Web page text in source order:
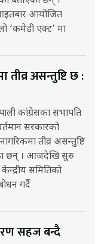
आयोजित
‘कमेडी एक्ट’ मा
तीव्र असन्तुष्टि छ :
कांग्रेसका सभापति
सरकारको
तीव्र असन्तुष्टि
छन् । आजदेखि सुरु
समितिको
गर्दै
सहज बन्दै